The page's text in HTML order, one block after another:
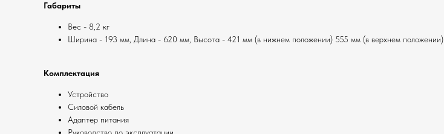
Габариты
Вес - 8,2 кг
Ширина - 193 мм, Длина - 620 мм, Высота - 421 мм (в нижнем положении) 555 мм (в верхнем положении)
Комплектация
Устройство
Силовой кабель
Адаптер питания